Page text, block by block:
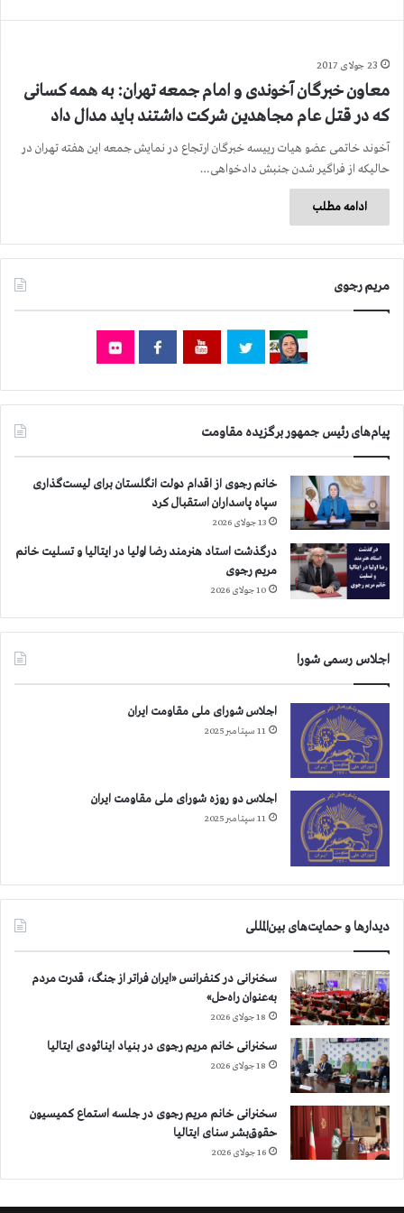
23 جولای 2017
معاون خبرگان آخوندی و امام جمعه تهران: به همه کسانی
که در قتل عام مجاهدین شركت داشتند باید مدال داد
آخوند خاتمی عضو هیات رییسه خبرگان ارتجاع در نمایش جمعه این هفته تهران در
حالیكه از فراگیر شدن جنبش دادخواهی…
ادامه مطلب
مریم رجوی
پیام‌های رئیس جمهور برگزیده مقاومت
خانم رجوی از اقدام دولت انگلستان برای لیست‌گذاری
سپاه پاسداران استقبال کرد
13 جولای 2026
درگذشت استاد هنرمند رضا اولیا در ایتالیا و تسلیت خانم
مریم رجوی
10 جولای 2026
اجلاس رسمی شورا
اجلاس شورای ملی مقاومت ایران
11 سپتامبر 2025
اجلاس دو روزه شورای ملی مقاومت ایران
11 سپتامبر 2025
دیدارها و حمایت‌های بین‌المللی
سخنرانی در کنفرانس «ایران فراتر از جنگ، قدرت مردم
به‌عنوان راه‌حل»
18 جولای 2026
سخنرانی خانم مریم رجوی در بنیاد اینائودی ایتالیا
18 جولای 2026
سخنرانی خانم مریم رجوی در جلسه استماع کمیسیون
حقوق‌بشر سنای ایتالیا
16 جولای 2026